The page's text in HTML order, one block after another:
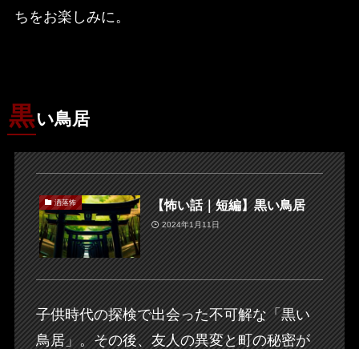
ちをお楽しみに。
黒い鳥居
洒落怖 【怖い話｜短編】黒い鳥居
2024年1月11日
子供時代の探検で出会った不可解な「黒い
鳥居」。その後、友人の異変と町の秘密が